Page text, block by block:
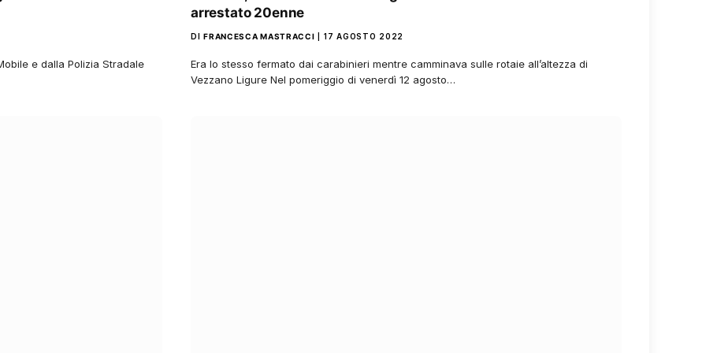
e dalla Polizia Stradale
arrestato 20enne
DI FRANCESCA MASTRACCI 17 AGOSTO 2022
Era lo stesso fermato dai carabinieri mentre camminava sulle rotaie all’altezza di
Vezzano Ligure Nel pomeriggio di venerdì 12 agosto…